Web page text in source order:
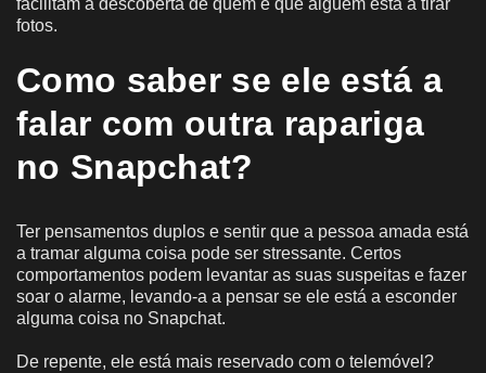
facilitam a descoberta de quem é que alguém está a tirar
fotos.
Como saber se ele está a
falar com outra rapariga
no Snapchat?
Ter pensamentos duplos e sentir que a pessoa amada está
a tramar alguma coisa pode ser stressante. Certos
comportamentos podem levantar as suas suspeitas e fazer
soar o alarme, levando-a a pensar se ele está a esconder
alguma coisa no Snapchat.
De repente, ele está mais reservado com o telemóvel?